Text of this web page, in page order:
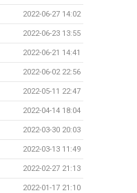
2022-06-27 14:02
2022-06-23 13:55
2022-06-21 14:41
2022-06-02 22:56
2022-05-11 22:47
2022-04-14 18:04
2022-03-30 20:03
2022-03-13 11:49
2022-02-27 21:13
2022-01-17 21:10